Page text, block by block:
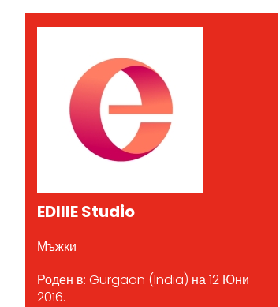
EDIIIE Studio
Мъжки
Роден в: Gurgaon (India) на 12 Юни
2016.